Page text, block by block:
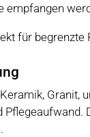
empfangen
für begrenzte
Granit,